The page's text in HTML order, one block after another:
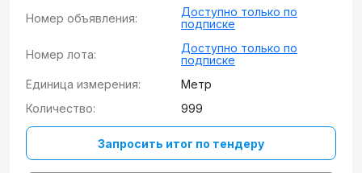
Номер объявления:
Доступно только по
подписке
Номер лота:
Доступно только по
подписке
Единица измерения:
Метр
Количество:
999
Запросить итог по тендеру